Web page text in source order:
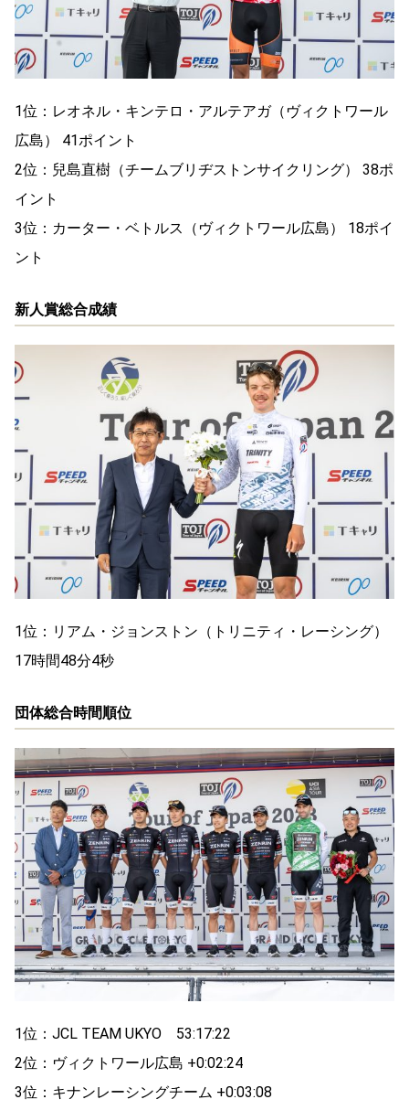
1位：レオネル・キンテロ・アルテアガ（ヴィクトワール
広島） 41ポイント
2位：兒島直樹（チームブリヂストンサイクリング） 38ポ
イント
3位：カーター・ベトルス（ヴィクトワール広島） 18ポイ
ント
新人賞総合成績
1位：リアム・ジョンストン（トリニティ・レーシング）
17時間48分4秒
団体総合時間順位
1位：JCL TEAM UKYO 53:17:22
2位：ヴィクトワール広島 +0:02:24
3位：キナンレーシングチーム +0:03:08